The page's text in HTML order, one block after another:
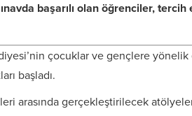
başarılı olan öğrenciler,
çocuklar ve gençlere
başladı.
arasında gerçekleştirilecek